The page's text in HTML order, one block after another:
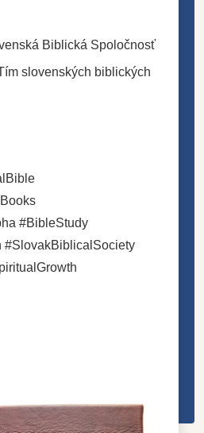
Biblická Spoločnosť
slovenských biblických
#BibleStudy
#SlovakBiblicalSociety